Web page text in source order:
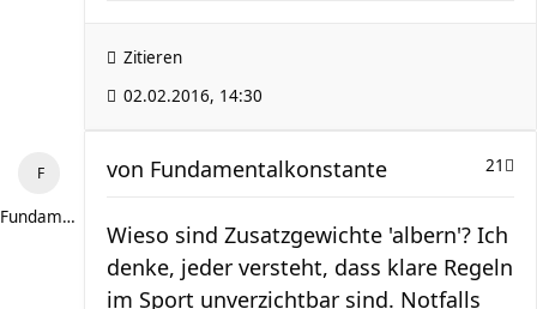
Zitieren
02.02.2016, 14:30
Fundamentalkonstante
21
von Fundamentalkonstante
Wieso sind Zusatzgewichte 'albern'? Ich
denke, jeder versteht, dass klare Regeln
im Sport unverzichtbar sind. Notfalls